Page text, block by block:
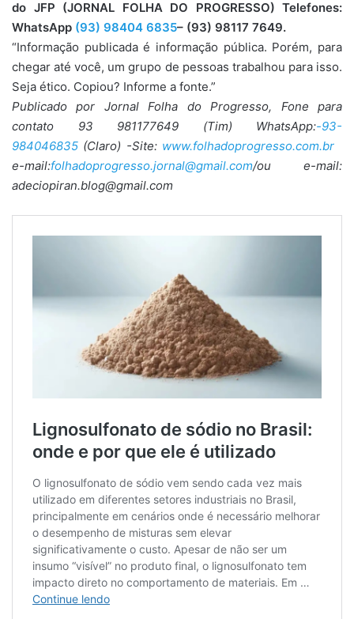
do JFP (JORNAL FOLHA DO PROGRESSO) Telefones:
WhatsApp (93) 98404 6835– (93) 98117 7649.
“Informação publicada é informação pública. Porém, para
chegar até você, um grupo de pessoas trabalhou para isso.
Seja ético. Copiou? Informe a fonte.”
Publicado por Jornal Folha do Progresso, Fone para
contato 93 981177649 (Tim) WhatsApp:-93-
984046835 (Claro) -Site: www.folhadoprogresso.com.br
e-mail:folhadoprogresso.jornal@gmail.com/ou e-mail:
adeciopiran.blog@gmail.com